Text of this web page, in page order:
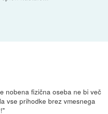
nobena fizična oseba ne bi več
vse prihodke brez vmesnega